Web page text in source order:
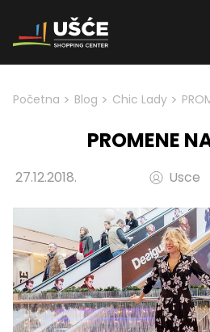
Skip to content
Početna > Blog > Chic Lady >
PROMENE
27.12.2018. Usce